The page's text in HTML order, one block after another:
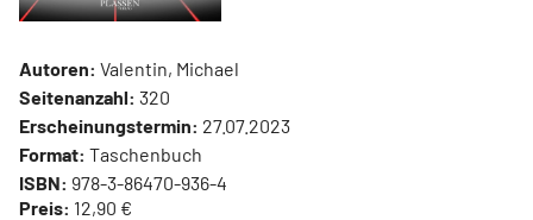
Autoren: Valentin, Michael
Seitenanzahl: 320
Erscheinungstermin: 27.07.2023
Format: Taschenbuch
ISBN: 978-3-86470-936-4
Preis: 12,90 €